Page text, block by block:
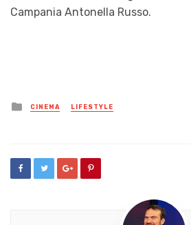
Campania Antonella Russo.
Posted
in
CINEMA LIFESTYLE